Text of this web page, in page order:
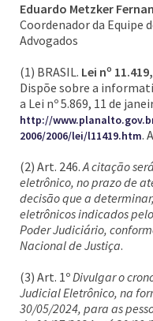
Eduardo Metzker
Coordenador da Equipe
Advogados
(1) BRASIL. Lei nº
Dispõe sobre a
a Lei nº 5.869, 11 de
http://
2006/2006/lei/l11419.htm.
(2) Art. 246.A citação
eletrônico, no prazo de
decisão que a
eletrônicos indicados
Poder Judiciário,
Nacional de Justiça.
(3) Art. 1ºDivulgar o
Judicial Eletrônico, na
30/05/2024, para as